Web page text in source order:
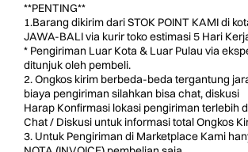
**PENTING**
1.Barang dikirim dari STOK POINT KAMI di
JAWA-BALI via kurir toko estimasi 5 Hari
* Pengiriman Luar Kota & Luar Pulau via
ditunjuk oleh pembeli.
2. Ongkos kirim berbeda-beda tergantung
biaya pengiriman silahkan bisa chat, diskusi
Harap Konfirmasi lokasi pengiriman terlebih
Chat / Diskusi untuk informasi total Ongkos
3. Untuk Pengiriman di Marketplace Kami